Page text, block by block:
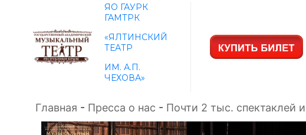
ЯО ГАУРК
ГАМТРК
«ЯЛТИНСКИЙ
ТЕАТР
ИМ. А.П.
ЧЕХОВА»
Главная - Пресса о нас - Почти 2 тыс. спектаклей